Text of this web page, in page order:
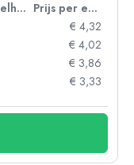
Hoeveelheid
Prijs per eenheid
€ 4,32
€ 4,02
€ 3,86
€ 3,33